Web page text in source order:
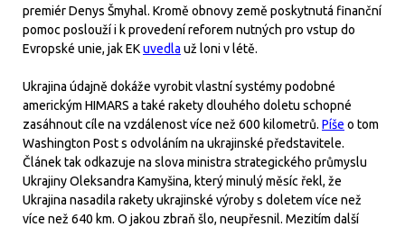
premiér Denys Šmyhal. Kromě obnovy země poskytnutá finanční
pomoc poslouží i k provedení reforem nutných pro vstup do
Evropské unie, jak EKuvedla už loni v létě.
Ukrajina údajně dokáže vyrobit vlastní systémy podobné
americkým HIMARS a také rakety dlouhého doletu schopné
zasáhnout cíle na vzdálenost více než 600 kilometrů. Píše o tom
Washington Post s odvoláním na ukrajinské představitele.
Článek tak odkazuje na slova ministra strategického průmyslu
Ukrajiny Oleksandra Kamyšina, který minulý měsíc řekl, že
Ukrajina nasadila rakety ukrajinské výroby s doletem více než
více než 640 km. O jakou zbraň šlo, neupřesnil. Mezitím další